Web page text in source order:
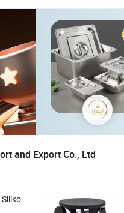
and Export Co., Ltd
, Temizlik Fırçası